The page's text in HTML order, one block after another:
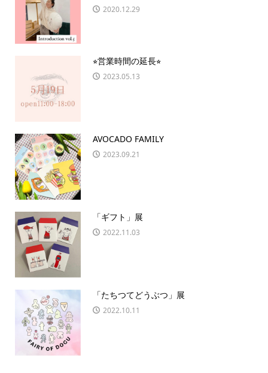
2020.12.29
⭐︎営業時間の延長⭐︎
2023.05.13
AVOCADO FAMILY
2023.09.21
「ギフト」展
2022.11.03
「たちつてどうぶつ」展
2022.10.11